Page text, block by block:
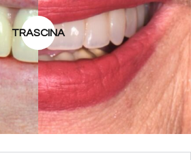
TRASCINA